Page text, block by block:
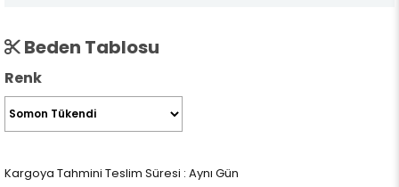
Beden Tablosu
Renk
Kargoya Tahmini Teslim Süresi : Aynı Gün